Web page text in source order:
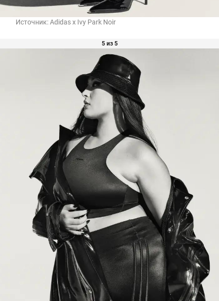
Источник:Adidas x Ivy Park Noir
5 из 5